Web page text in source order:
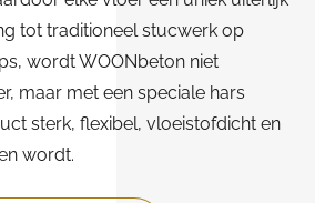
tot traditioneel stucwerk op
wordt WOONbeton niet
maar met een speciale hars
sterk, flexibel, vloeistofdicht en
wordt.